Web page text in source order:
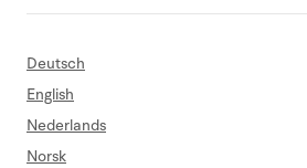
Deutsch
English
Nederlands
Norsk